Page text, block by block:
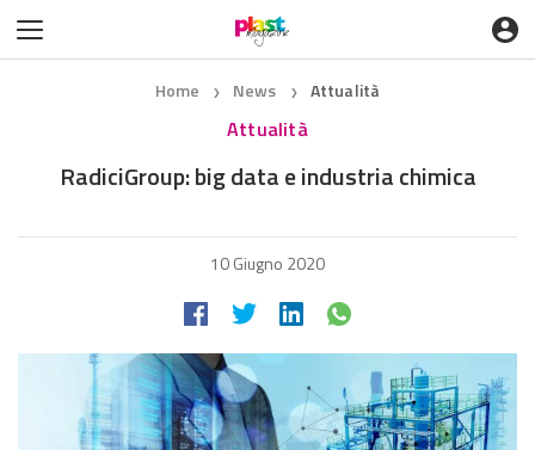
Home ❯ News ❯ Attualità
Attualità
RadiciGroup: big data e industria chimica
10 Giugno 2020